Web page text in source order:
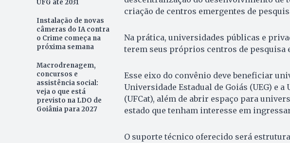
UFG até 2031
Instalação de novas
câmeras do IA contra
o Crime começa na
próxima semana
Macrodrenagem,
concursos e
assistência social:
veja o que está
previsto na LDO de
Goiânia para 2027
criação de centros emergentes de
Na prática, universidades públicas e
terem seus próprios centros de pesquisa
Esse eixo do convênio deve beneficiar
Universidade Estadual de Goiás (UEG) e
(UFCat), além de abrir espaço para
estado que tenham interesse em
O suporte técnico oferecido será